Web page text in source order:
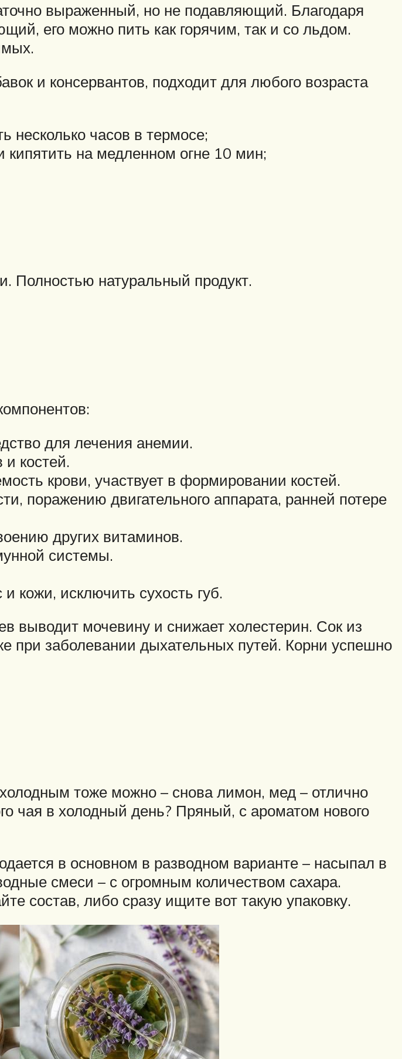
выраженный, но не подавляющий. Благодаря
его можно пить как горячим, так и со льдом.
и консервантов, подходит для любого возраста
несколько часов в термосе;
на медленном огне 10 мин;
Полностью натуральный продукт.
для лечения анемии.
костей.
крови, участвует в формировании костей.
поражению двигательного аппарата, ранней потере
других витаминов.
системы.
кожи, исключить сухость губ.
выводит мочевину и снижает холестерин. Сок из
при заболевании дыхательных путей. Корни успешно
тоже можно – снова лимон, мед – отлично
чая в холодный день? Пряный, с ароматом нового
в основном в разводном варианте – насыпал в
смеси – с огромным количеством сахара.
состав, либо сразу ищите вот такую упаковку.